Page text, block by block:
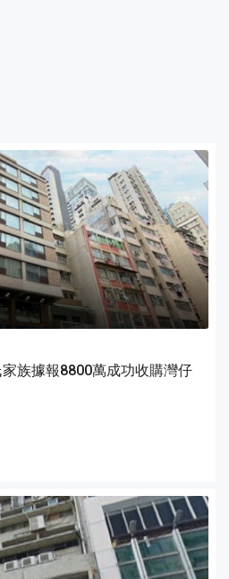
家族據報8800萬成功收購灣仔